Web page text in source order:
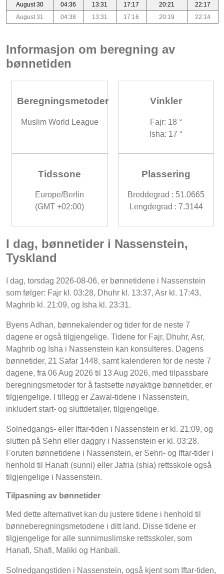
August 30
04:36 13:31 17:17 20:21
22:17
August 31
04:38 13:31 17:16 20:19 22:14
Informasjon om beregning av
bønnetiden
Beregningsmetoder
Muslim World League
Vinkler
Fajr: 18 °
Isha: 17 °
Tidssone
Europe/Berlin
(GMT +02:00)
Plassering
Breddegrad : 51.0665
Lengdegrad : 7.3144
I dag, bønnetider i Nassenstein,
Tyskland
I dag, torsdag 2026-08-06, er bønnetidene i Nassenstein
som følger: Fajr kl. 03:28, Dhuhr kl. 13:37, Asr kl. 17:43,
Maghrib kl. 21:09, og Isha kl. 23:31.
Byens Adhan, bønnekalender og tider for de neste 7
dagene er også tilgjengelige. Tidene for Fajr, Dhuhr, Asr,
Maghrib og Isha i Nassenstein kan konsulteres. Dagens
bønnetider, 21 Safar 1448, samt kalenderen for de neste 7
dagene, fra 06 Aug 2026 til 13 Aug 2026, med tilpassbare
beregningsmetoder for å fastsette nøyaktige bønnetider, er
tilgjengelige. I tillegg er Zawal-tidene i Nassenstein,
inkludert start- og sluttdetaljer, tilgjengelige.
Solnedgangs- eller Iftar-tiden i Nassenstein er kl. 21:09, og
slutten på Sehri eller daggry i Nassenstein er kl. 03:28.
Foruten bønnetidene i Nassenstein, er Sehri- og Iftar-tider i
henhold til Hanafi (sunni) eller Jafria (shia) rettsskole også
tilgjengelige i Nassenstein.
Tilpasning av bønnetider
Med dette alternativet kan du justere tidene i henhold til
bønneberegningsmetodene i ditt land. Disse tidene er
tilgjengelige for alle sunnimuslimske rettsskoler, som
Hanafi, Shafi, Maliki og Hanbali.
Solnedgangstiden i Nassenstein, også kjent som Iftar-tiden,